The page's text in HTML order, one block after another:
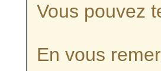
Vous pouvez
En vous